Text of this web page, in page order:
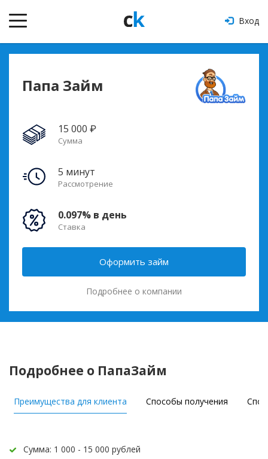
Вход
Папа Займ
15 000 ₽
Сумма
5 минут
Рассмотрение
0.097% в день
Ставка
Подробнее о компании
Оформить займ
Подробнее о ПапаЗайм
Преимущества для клиента Способы получения
Сумма: 1 000 - 15 000 рублей